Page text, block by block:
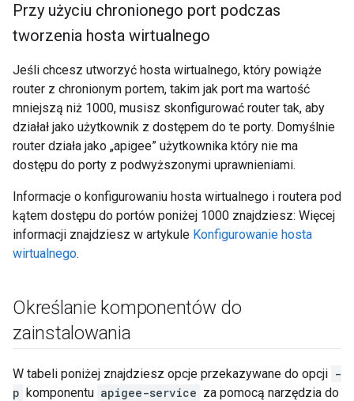
Przy użyciu chronionego port podczas
tworzenia hosta wirtualnego
Jeśli chcesz utworzyć hosta wirtualnego, który powiąże
router z chronionym portem, takim jak port ma wartość
mniejszą niż 1000, musisz skonfigurować router tak, aby
działał jako użytkownik z dostępem do te porty. Domyślnie
router działa jako „apigee” użytkownika który nie ma
dostępu do porty z podwyższonymi uprawnieniami.
Informacje o konfigurowaniu hosta wirtualnego i routera pod
kątem dostępu do portów poniżej 1000 znajdziesz: Więcej
informacji znajdziesz w artykule Konfigurowanie hosta
wirtualnego.
Określanie komponentów do
zainstalowania
W tabeli poniżej znajdziesz opcje przekazywane do opcji -
p komponentu apigee-service za pomocą narzędzia do